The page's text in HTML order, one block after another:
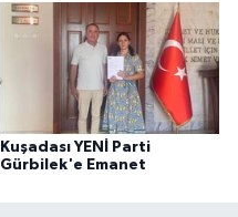
Kuşadası YENİ Parti
Gürbilek'e Emanet